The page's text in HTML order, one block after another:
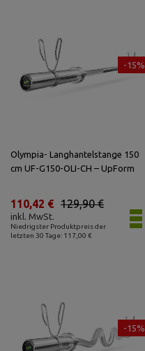
-15%
Olympia- Langhantelstange 150
cm UF-G150-OLI-CH – UpForm
Niedrigster Produktpreis der
letzten 30 Tage: 117,00 €
129,90 €
110,42 €
inkl. MwSt.
-15%